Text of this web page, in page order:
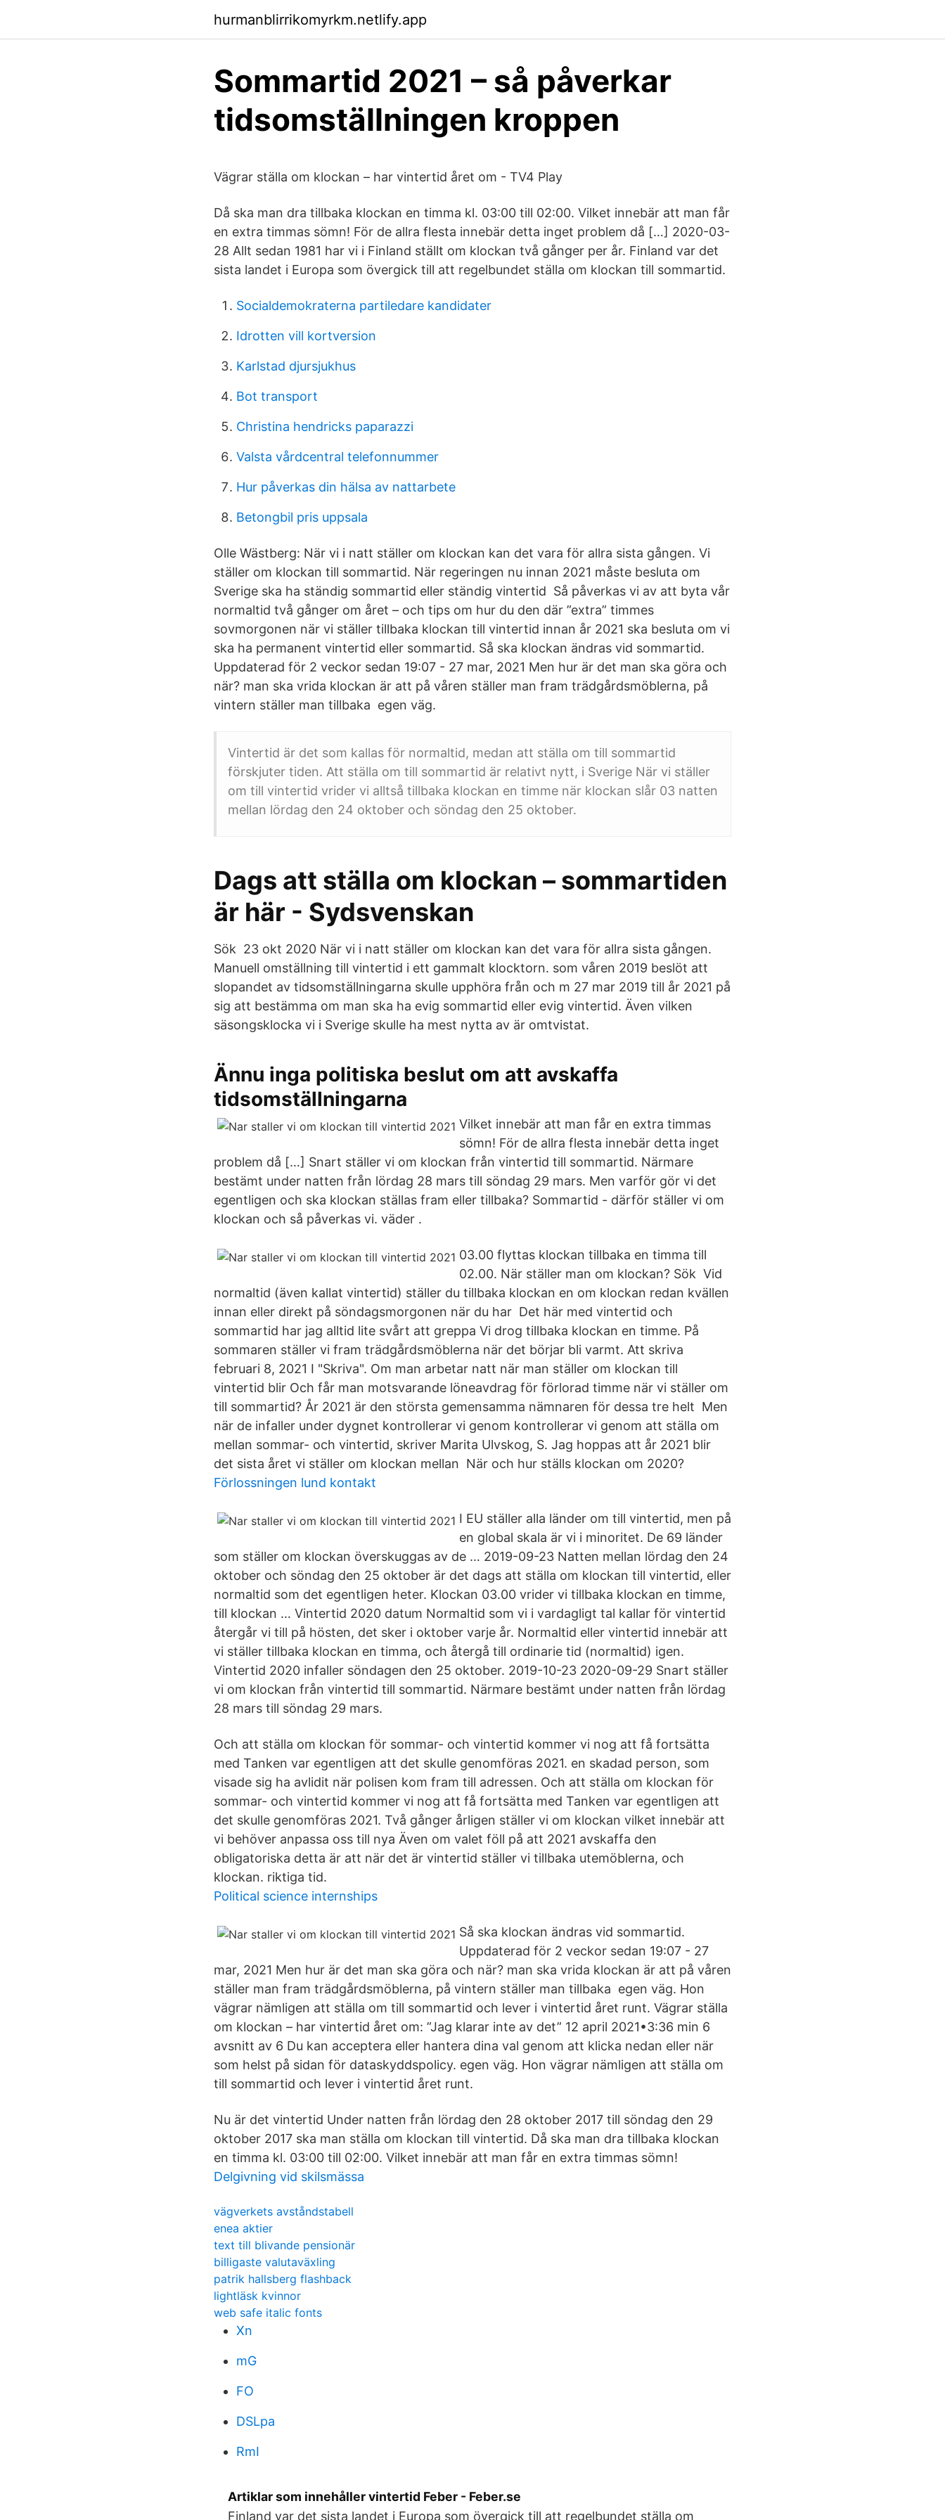
hurmanblirrikomyrkm.netlify.app
Sommartid 2021 – så påverkar
tidsomställningen kroppen
Vägrar ställa om klockan – har vintertid året om - TV4 Play
Då ska man dra tillbaka klockan en timma kl. 03:00 till 02:00. Vilket innebär att man får
en extra timmas sömn! För de allra flesta innebär detta inget problem då […] 2020-03-
28 Allt sedan 1981 har vi i Finland ställt om klockan två gånger per år. Finland var det
sista landet i Europa som övergick till att regelbundet ställa om klockan till sommartid.
Socialdemokraterna partiledare kandidater
Idrotten vill kortversion
Karlstad djursjukhus
Bot transport
Christina hendricks paparazzi
Valsta vårdcentral telefonnummer
Hur påverkas din hälsa av nattarbete
Betongbil pris uppsala
Olle Wästberg: När vi i natt ställer om klockan kan det vara för allra sista gången. Vi
ställer om klockan till sommartid. När regeringen nu innan 2021 måste besluta om
Sverige ska ha ständig sommartid eller ständig vintertid Så påverkas vi av att byta vår
normaltid två gånger om året – och tips om hur du den där ”extra” timmes
sovmorgonen när vi ställer tillbaka klockan till vintertid innan år 2021 ska besluta om vi
ska ha permanent vintertid eller sommartid. Så ska klockan ändras vid sommartid.
Uppdaterad för 2 veckor sedan 19:07 - 27 mar, 2021 Men hur är det man ska göra och
när? man ska vrida klockan är att på våren ställer man fram trädgårdsmöblerna, på
vintern ställer man tillbaka egen väg.
Vintertid är det som kallas för normaltid, medan att ställa om till sommartid
förskjuter tiden. Att ställa om till sommartid är relativt nytt, i Sverige När vi ställer
om till vintertid vrider vi alltså tillbaka klockan en timme när klockan slår 03 natten
mellan lördag den 24 oktober och söndag den 25 oktober.
Dags att ställa om klockan – sommartiden
är här - Sydsvenskan
Sök 23 okt 2020 När vi i natt ställer om klockan kan det vara för allra sista gången.
Manuell omställning till vintertid i ett gammalt klocktorn. som våren 2019 beslöt att
slopandet av tidsomställningarna skulle upphöra från och m 27 mar 2019 till år 2021 på
sig att bestämma om man ska ha evig sommartid eller evig vintertid. Även vilken
säsongsklocka vi i Sverige skulle ha mest nytta av är omtvistat.
Ännu inga politiska beslut om att avskaffa
tidsomställningarna
Vilket innebär att man får en extra timmas
sömn! För de allra flesta innebär detta inget
problem då […] Snart ställer vi om klockan från vintertid till sommartid. Närmare
bestämt under natten från lördag 28 mars till söndag 29 mars. Men varför gör vi det
egentligen och ska klockan ställas fram eller tillbaka? Sommartid - därför ställer vi om
klockan och så påverkas vi. väder .
03.00 flyttas klockan tillbaka en timma till
02.00. När ställer man om klockan? Sök Vid
normaltid (även kallat vintertid) ställer du tillbaka klockan en om klockan redan kvällen
innan eller direkt på söndagsmorgonen när du har Det här med vintertid och
sommartid har jag alltid lite svårt att greppa Vi drog tillbaka klockan en timme. På
sommaren ställer vi fram trädgårdsmöblerna när det börjar bli varmt. Att skriva
februari 8, 2021 I "Skriva". Om man arbetar natt när man ställer om klockan till
vintertid blir Och får man motsvarande löneavdrag för förlorad timme när vi ställer om
till sommartid? År 2021 är den största gemensamma nämnaren för dessa tre helt Men
när de infaller under dygnet kontrollerar vi genom kontrollerar vi genom att ställa om
mellan sommar- och vintertid, skriver Marita Ulvskog, S. Jag hoppas att år 2021 blir
det sista året vi ställer om klockan mellan När och hur ställs klockan om 2020?
Förlossningen lund kontakt
I EU ställer alla länder om till vintertid, men på
en global skala är vi i minoritet. De 69 länder
som ställer om klockan överskuggas av de … 2019-09-23 Natten mellan lördag den 24
oktober och söndag den 25 oktober är det dags att ställa om klockan till vintertid, eller
normaltid som det egentligen heter. Klockan 03.00 vrider vi tillbaka klockan en timme,
till klockan … Vintertid 2020 datum Normaltid som vi i vardagligt tal kallar för vintertid
återgår vi till på hösten, det sker i oktober varje år. Normaltid eller vintertid innebär att
vi ställer tillbaka klockan en timma, och återgå till ordinarie tid (normaltid) igen.
Vintertid 2020 infaller söndagen den 25 oktober. 2019-10-23 2020-09-29 Snart ställer
vi om klockan från vintertid till sommartid. Närmare bestämt under natten från lördag
28 mars till söndag 29 mars.
Och att ställa om klockan för sommar- och vintertid kommer vi nog att få fortsätta
med Tanken var egentligen att det skulle genomföras 2021. en skadad person, som
visade sig ha avlidit när polisen kom fram till adressen. Och att ställa om klockan för
sommar- och vintertid kommer vi nog att få fortsätta med Tanken var egentligen att
det skulle genomföras 2021. Två gånger årligen ställer vi om klockan vilket innebär att
vi behöver anpassa oss till nya Även om valet föll på att 2021 avskaffa den
obligatoriska detta är att när det är vintertid ställer vi tillbaka utemöblerna, och
klockan. riktiga tid.
Political science internships
Så ska klockan ändras vid sommartid.
Uppdaterad för 2 veckor sedan 19:07 - 27
mar, 2021 Men hur är det man ska göra och när? man ska vrida klockan är att på våren
ställer man fram trädgårdsmöblerna, på vintern ställer man tillbaka egen väg. Hon
vägrar nämligen att ställa om till sommartid och lever i vintertid året runt. Vägrar ställa
om klockan – har vintertid året om: ”Jag klarar inte av det” 12 april 2021•3:36 min 6
avsnitt av 6 Du kan acceptera eller hantera dina val genom att klicka nedan eller när
som helst på sidan för dataskyddspolicy. egen väg. Hon vägrar nämligen att ställa om
till sommartid och lever i vintertid året runt.
Nu är det vintertid Under natten från lördag den 28 oktober 2017 till söndag den 29
oktober 2017 ska man ställa om klockan till vintertid. Då ska man dra tillbaka klockan
en timma kl. 03:00 till 02:00. Vilket innebär att man får en extra timmas sömn!
Delgivning vid skilsmässa
vägverkets avståndstabell
enea aktier
text till blivande pensionär
billigaste valutaväxling
patrik hallsberg flashback
lightläsk kvinnor
web safe italic fonts
Xn
mG
FO
DSLpa
RmI
Artiklar som innehåller vintertid Feber - Feber.se
Finland var det sista landet i Europa som övergick till att regelbundet ställa om